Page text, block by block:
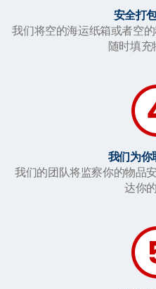
安全打
我们将空的海运纸箱或者空
随时填充
我们为你
我们的团队将监察你的物品
达你